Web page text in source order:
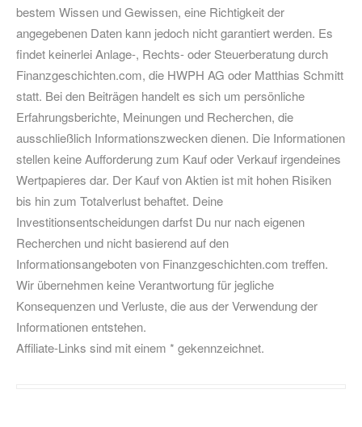
bestem Wissen und Gewissen, eine Richtigkeit der
angegebenen Daten kann jedoch nicht garantiert werden. Es
findet keinerlei Anlage-, Rechts- oder Steuerberatung durch
Finanzgeschichten.com, die HWPH AG oder Matthias Schmitt
statt. Bei den Beiträgen handelt es sich um persönliche
Erfahrungsberichte, Meinungen und Recherchen, die
ausschließlich Informationszwecken dienen. Die Informationen
stellen keine Aufforderung zum Kauf oder Verkauf irgendeines
Wertpapieres dar. Der Kauf von Aktien ist mit hohen Risiken
bis hin zum Totalverlust behaftet. Deine
Investitionsentscheidungen darfst Du nur nach eigenen
Recherchen und nicht basierend auf den
Informationsangeboten von Finanzgeschichten.com treffen.
Wir übernehmen keine Verantwortung für jegliche
Konsequenzen und Verluste, die aus der Verwendung der
Informationen entstehen.
Affiliate-Links sind mit einem * gekennzeichnet.